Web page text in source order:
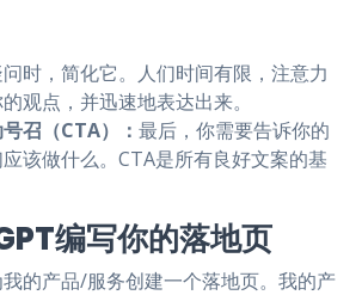
时，简化它。人们时间有限，注意力
观点，并迅速地表达出来。
召（CTA）： 最后，你需要告诉你的
该做什么。CTA是所有良好文案的基
编写你的落地页
的产品/服务创建一个落地页。我的产